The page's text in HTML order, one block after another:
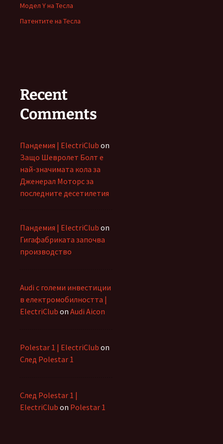
Модел Y на Тесла
Патентите на Тесла
Recent
Comments
Пандемия | ElectriClub on
Защо Шевролет Болт е
най-значимата кола за
Дженерал Моторс за
последните десетилетия
Пандемия | ElectriClub on
Гигафабриката започва
производство
Audi с големи инвестиции
в електромобилността |
ElectriClub on Audi Aicon
Polestar 1 | ElectriClub on
След Polestar 1
След Polestar 1 |
ElectriClub on Polestar 1